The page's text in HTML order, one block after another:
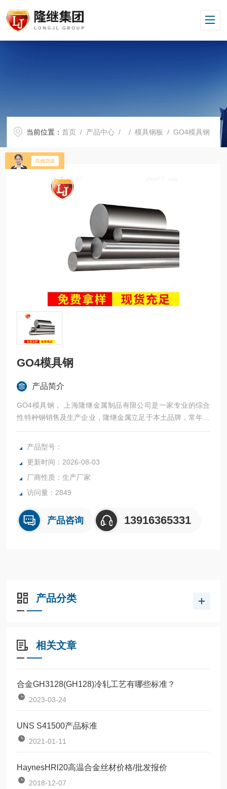
当前位置：首页 / 产品中心 / /模具钢板 / GO4模具钢
GO4模具钢
产品简介
GO4模具钢， 上海隆继金属制品有限公司是一家专业的综合
性特种钢销售及生产企业，隆继金属立足于本土品牌，常年与
宝钢、太钢等合作，法国奥博杜瓦、美国熔炉斯伯、美国斯穆
集团等世界为国内各大加工制造企业提供高性能金属材料。咨
产品型号：
更新时间：2026-08-03
厂商性质：生产厂家
访问量：2849
产品咨询 13916365331
产品分类
相关文章
合金GH3128(GH128)冷轧工艺有哪些标准？
2023-03-24
UNS S41500产品标准
2021-01-11
HaynesHRl20高温合金丝材价格/批发报价
2018-12-07